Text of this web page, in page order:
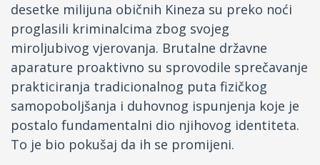
desetke milijuna običnih Kineza su preko noći
proglasili kriminalcima zbog svojeg
miroljubivog vjerovanja. Brutalne državne
aparature proaktivno su sprovodile sprečavanje
prakticiranja tradicionalnog puta fizičkog
samopoboljšanja i duhovnog ispunjenja koje je
postalo fundamentalni dio njihovog identiteta.
To je bio pokušaj da ih se promijeni.